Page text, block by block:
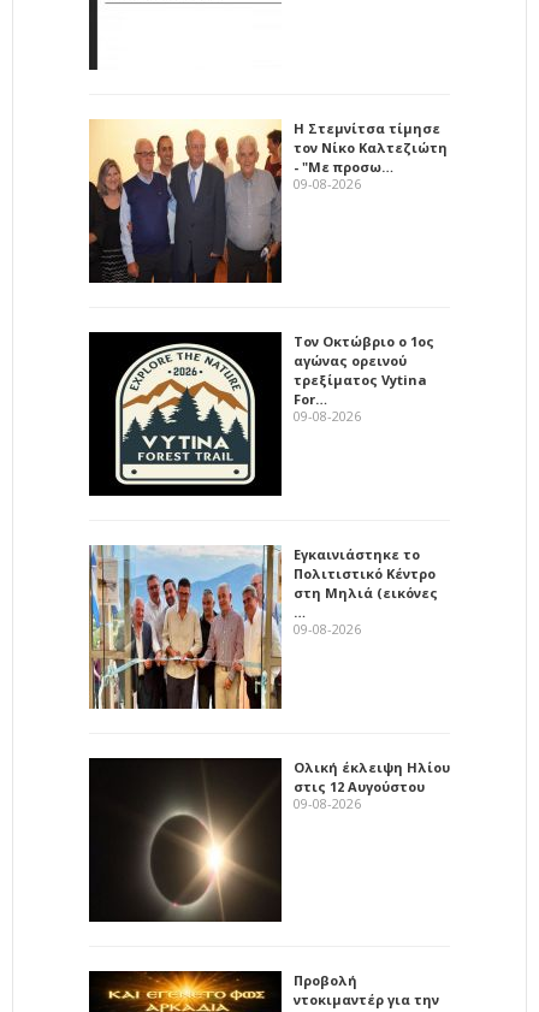
Η Στεμνίτσα τίμησε
τον Νίκο Καλτεζιώτη
- "Με προσω…
09-08-2026
Τον Οκτώβριο ο 1ος
αγώνας ορεινού
τρεξίματος Vytina
For…
09-08-2026
Εγκαινιάστηκε το
Πολιτιστικό Κέντρο
στη Μηλιά (εικόνες
…
09-08-2026
Ολική έκλειψη Ηλίου
στις 12 Αυγούστου
09-08-2026
Προβολή
ντοκιμαντέρ για την